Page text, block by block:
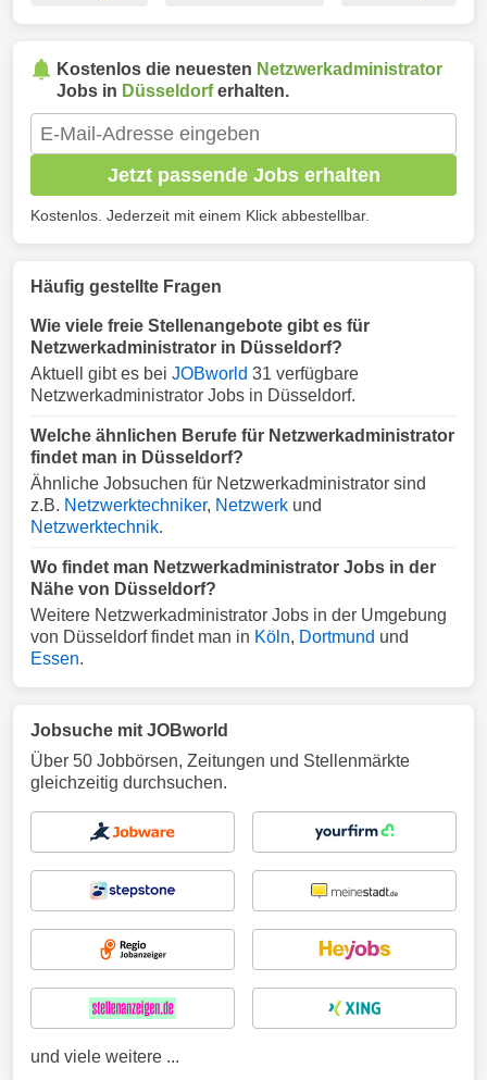
Kostenlos die neuesten Netzwerkadministrator
Jobs in Düsseldorferhalten.
Jetzt passende Jobs erhalten
Kostenlos. Jederzeit mit einem Klick abbestellbar.
Häufig gestellte Fragen
Wie viele freie Stellenangebote gibt es für
Netzwerkadministrator in Düsseldorf?
Aktuell gibt es bei JOBworld 31 verfügbare
Netzwerkadministrator Jobs in Düsseldorf.
Welche ähnlichen Berufe für Netzwerkadministrator
findet man in Düsseldorf?
Ähnliche Jobsuchen für Netzwerkadministrator sind
z.B. Netzwerktechniker, Netzwerk und
Netzwerktechnik.
Wo findet man Netzwerkadministrator Jobs in der
Nähe von Düsseldorf?
Weitere Netzwerkadministrator Jobs in der Umgebung
von Düsseldorf findet man in Köln, Dortmund und
Essen.
Jobsuche mit JOBworld
Über 50 Jobbörsen, Zeitungen und Stellenmärkte
gleichzeitig durchsuchen.
und viele weitere ...